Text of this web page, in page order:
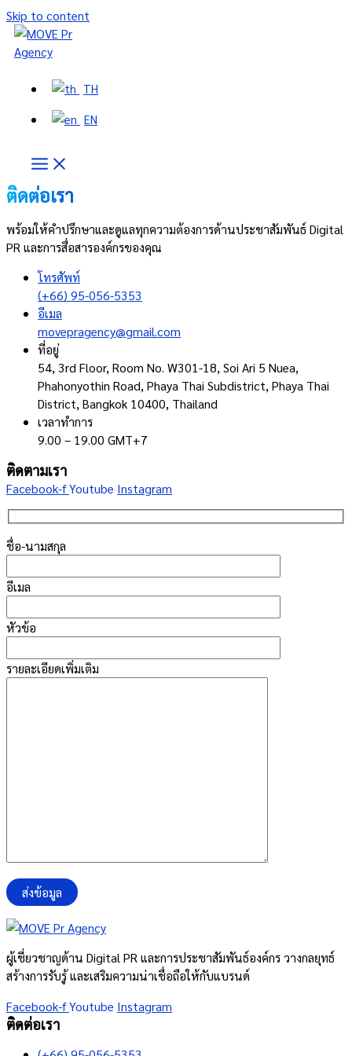
Skip to content
TH
EN
ติดต่อเรา
พร้อมให้คำปรึกษาและดูแลทุกความต้องการด้านประชาสัมพันธ์ Digital
PR และการสื่อสารองค์กรของคุณ
โทรศัพท์
(+66) 95-056-5353
อีเมล
movepragency@gmail.com
ที่อยู่
54, 3rd Floor, Room No. W301-18, Soi Ari 5 Nuea,
Phahonyothin Road, Phaya Thai Subdistrict, Phaya Thai
District, Bangkok 10400, Thailand
เวลาทำการ
9.00 – 19.00 GMT+7
ติดตามเรา
Facebook-fYoutube Instagram
ชื่อ-นามสกุล
อีเมล
หัวข้อ
รายละเอียดเพิ่มเติม
ผู้เชี่ยวชาญด้าน Digital PR และการประชาสัมพันธ์องค์กร วางกลยุทธ์
สร้างการรับรู้ และเสริมความน่าเชื่อถือให้กับแบรนด์
Facebook-fYoutube Instagram
ติดต่อเรา